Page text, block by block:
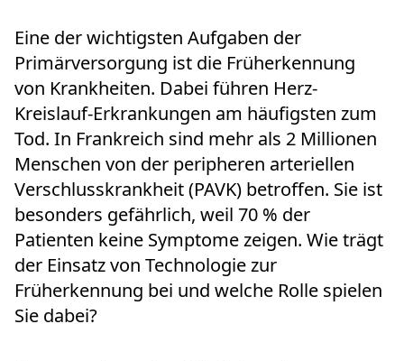
Eine der wichtigsten Aufgaben der
Primärversorgung ist die Früherkennung
von Krankheiten. Dabei führen Herz-
Kreislauf-Erkrankungen am häufigsten zum
Tod. In Frankreich sind mehr als 2 Millionen
Menschen von der peripheren arteriellen
Verschlusskrankheit (PAVK) betroffen. Sie ist
besonders gefährlich, weil 70 % der
Patienten keine Symptome zeigen. Wie trägt
der Einsatz von Technologie zur
Früherkennung bei und welche Rolle spielen
Sie dabei?